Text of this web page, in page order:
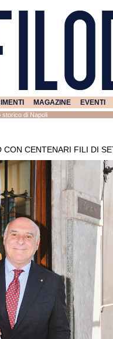
MAGAZINE EVENTI
storico di Napoli
CON CENTENARI FILI DI